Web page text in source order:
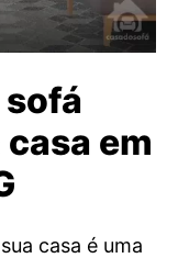
em
casa é uma